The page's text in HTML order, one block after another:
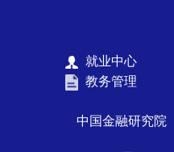
就业中心
教务管理
中国金融研究院